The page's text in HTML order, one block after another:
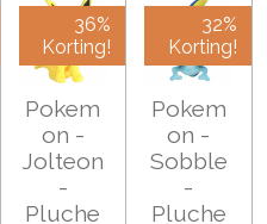
36%
Korting!
Pokem
on -
Jolteon
-
Pluche
32%
Korting!
Pokem
on -
Sobble
-
Pluche